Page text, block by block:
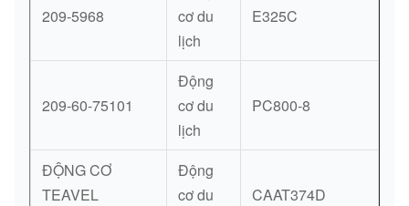
209-5968
cơ du
lịch
E325C
209-60-75101
Động
cơ du
lịch
PC800-8
ĐỘNG CƠ
TEAVEL
Động
cơ du
CAAT374D